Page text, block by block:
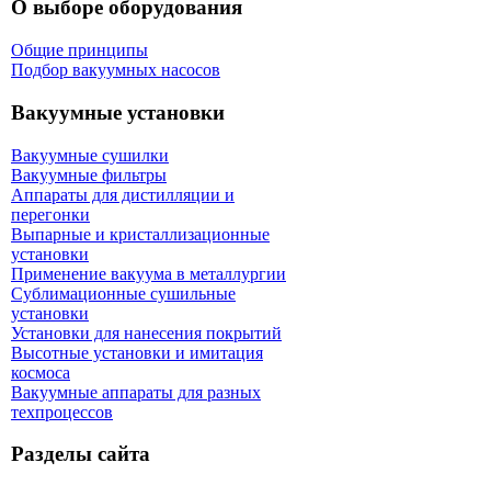
О выборе оборудования
Общие принципы
Подбор вакуумных насосов
Вакуумные установки
Вакуумные сушилки
Вакуумные фильтры
Аппараты для дистилляции и
перегонки
Выпарные и кристаллизационные
установки
Применение вакуума в металлургии
Сублимационные сушильные
установки
Установки для нанесения покрытий
Высотные установки и имитация
космоса
Вакуумные аппараты для разных
техпроцессов
Разделы сайта